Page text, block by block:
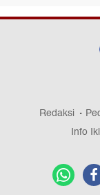
Redaksi
Info